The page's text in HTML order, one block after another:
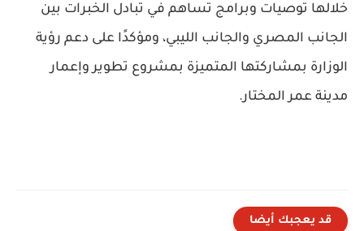
خلالها توصيات وبرامج تساهم في تبادل الخبرات بين
الجانب المصري والجانب الليبي، ومؤكدًا على دعم رؤية
الوزارة بمشاركتها المتميزة بمشروع تطوير وإعمار
مدينة عمر المختار.
قد يعجبك أيضا